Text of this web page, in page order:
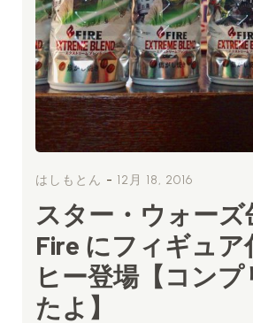
はしもとん - 12月 18, 2016
スター・ウォーズ
Fire にフィギュア
ヒー登場【コンプ
たよ】